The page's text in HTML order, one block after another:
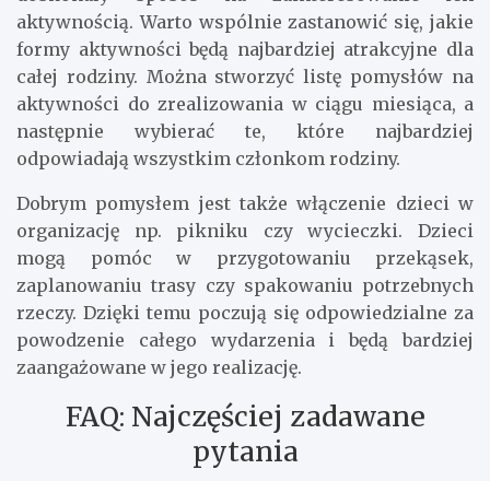
aktywnością. Warto wspólnie zastanowić się, jakie
formy aktywności będą najbardziej atrakcyjne dla
całej rodziny. Można stworzyć listę pomysłów na
aktywności do zrealizowania w ciągu miesiąca, a
następnie wybierać te, które najbardziej
odpowiadają wszystkim członkom rodziny.
Dobrym pomysłem jest także włączenie dzieci w
organizację np. pikniku czy wycieczki. Dzieci
mogą pomóc w przygotowaniu przekąsek,
zaplanowaniu trasy czy spakowaniu potrzebnych
rzeczy. Dzięki temu poczują się odpowiedzialne za
powodzenie całego wydarzenia i będą bardziej
zaangażowane w jego realizację.
FAQ: Najczęściej zadawane
pytania